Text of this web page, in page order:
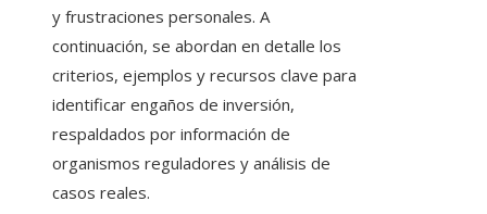
y frustraciones personales. A
continuación, se abordan en detalle los
criterios, ejemplos y recursos clave para
identificar engaños de inversión,
respaldados por información de
organismos reguladores y análisis de
casos reales.